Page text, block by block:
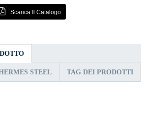
Scarica Il Catalogo
STEEL TAG DEI PRODOTTI